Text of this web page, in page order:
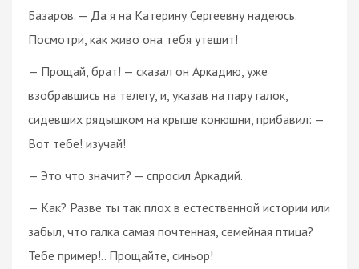
Базаров. — Да я на Катерину Сергеевну надеюсь.
Посмотри, как живо она тебя утешит!
— Прощай, брат! — сказал он Аркадию, уже
взобравшись на телегу, и, указав на пару галок,
сидевших рядышком на крыше конюшни, прибавил: —
Вот тебе! изучай!
— Это что значит? — спросил Аркадий.
— Как? Разве ты так плох в естественной истории или
забыл, что галка самая почтенная, семейная птица?
Тебе пример!.. Прощайте, синьор!